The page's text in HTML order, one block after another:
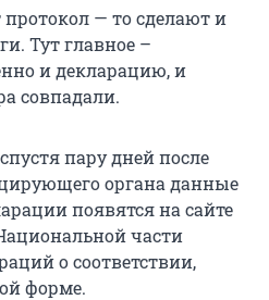
— то сделают и
Тут главное –
и декларацию, и
совпадали.
пару дней после
органа данные
появятся на сайте
части
о соответствии,
форме.